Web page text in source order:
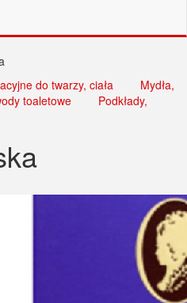
do twarzy, ciała
Mydła,
toaletowe
Podkłady,